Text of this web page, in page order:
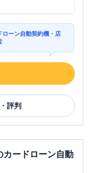
区多聞通３丁目２－
ローン自動契約機・店
評判
カードローン自動